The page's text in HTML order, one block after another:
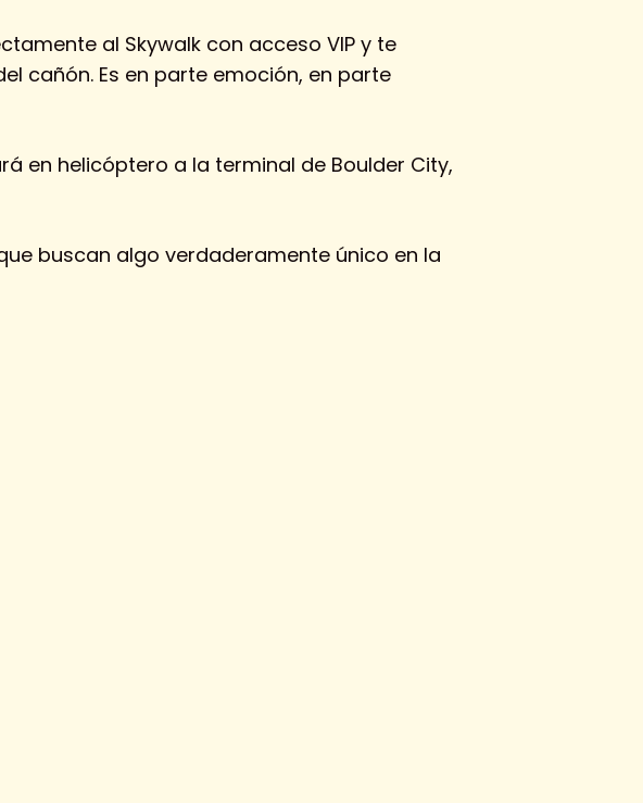
al Skywalk con acceso VIP y te
cañón. Es en parte emoción, en parte
en helicóptero a la terminal de Boulder City,
buscan algo verdaderamente único en la